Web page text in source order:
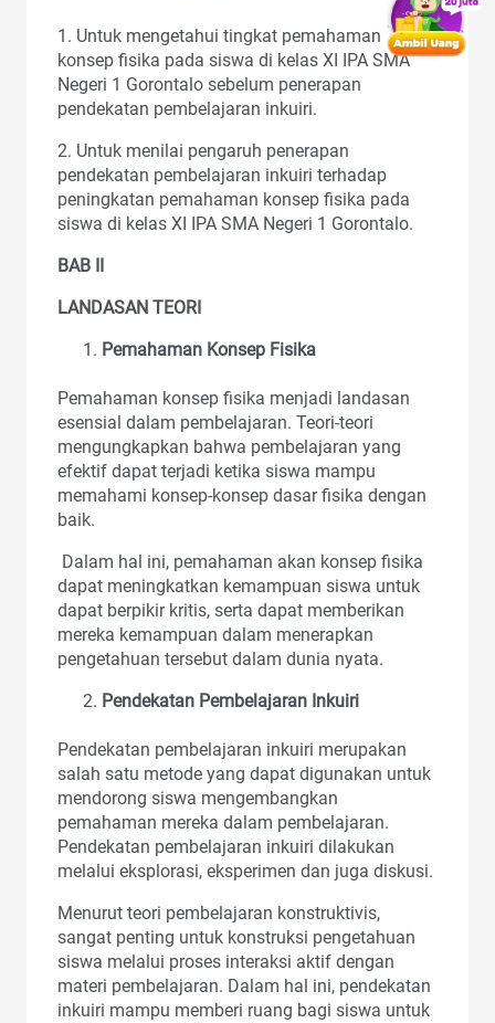
1. Untuk mengetahui tingkat pemahaman
konsep fisika pada siswa di kelas XI IPA SMA
Negeri 1 Gorontalo sebelum penerapan
pendekatan pembelajaran inkuiri.
2. Untuk menilai pengaruh penerapan
pendekatan pembelajaran inkuiri terhadap
peningkatan pemahaman konsep fisika pada
siswa di kelas XI IPA SMA Negeri 1 Gorontalo.
BAB II
LANDASAN TEORI
Pemahaman Konsep Fisika
Pemahaman konsep fisika menjadi landasan
esensial dalam pembelajaran. Teori-teori
mengungkapkan bahwa pembelajaran yang
efektif dapat terjadi ketika siswa mampu
memahami konsep-konsep dasar fisika dengan
baik.
Dalam hal ini, pemahaman akan konsep fisika
dapat meningkatkan kemampuan siswa untuk
dapat berpikir kritis, serta dapat memberikan
mereka kemampuan dalam menerapkan
pengetahuan tersebut dalam dunia nyata.
Pendekatan Pembelajaran Inkuiri
Pendekatan pembelajaran inkuiri merupakan
salah satu metode yang dapat digunakan untuk
mendorong siswa mengembangkan
pemahaman mereka dalam pembelajaran.
Pendekatan pembelajaran inkuiri dilakukan
melalui eksplorasi, eksperimen dan juga diskusi.
Menurut teori pembelajaran konstruktivis,
sangat penting untuk konstruksi pengetahuan
siswa melalui proses interaksi aktif dengan
materi pembelajaran. Dalam hal ini, pendekatan
inkuiri mampu memberi ruang bagi siswa untuk